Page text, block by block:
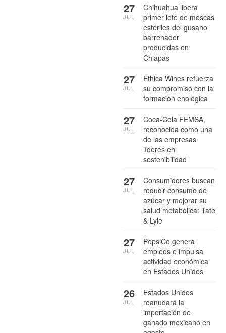
Chihuahua libera
primer lote de moscas
estériles del gusano
barrenador
producidas en
Chiapas
27
JUL
Ethica Wines refuerza
su compromiso con la
formación enológica
27
JUL
Coca-Cola FEMSA,
reconocida como una
de las empresas
líderes en
sostenibilidad
27
JUL
Consumidores buscan
reducir consumo de
azúcar y mejorar su
salud metabólica: Tate
& Lyle
27
JUL
PepsiCo genera
empleos e impulsa
actividad económica
en Estados Unidos
27
JUL
Estados Unidos
reanudará la
importación de
ganado mexicano en
26
JUL